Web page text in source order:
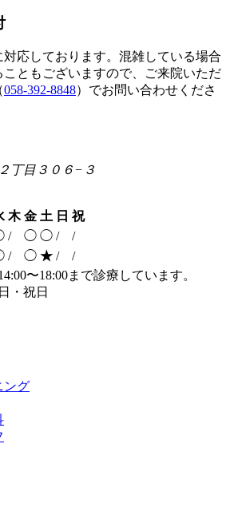
対応しております。混雑している場合
こともございますので、ご来院いただ
058-392-8848）でお問い合わせくださ
丁目３０６−３
木 金 土 日 祝
/ ◯ ◯ /
/
/ ◯ ★ /
/
〜18:00まで診療しています。
・祝日
ング